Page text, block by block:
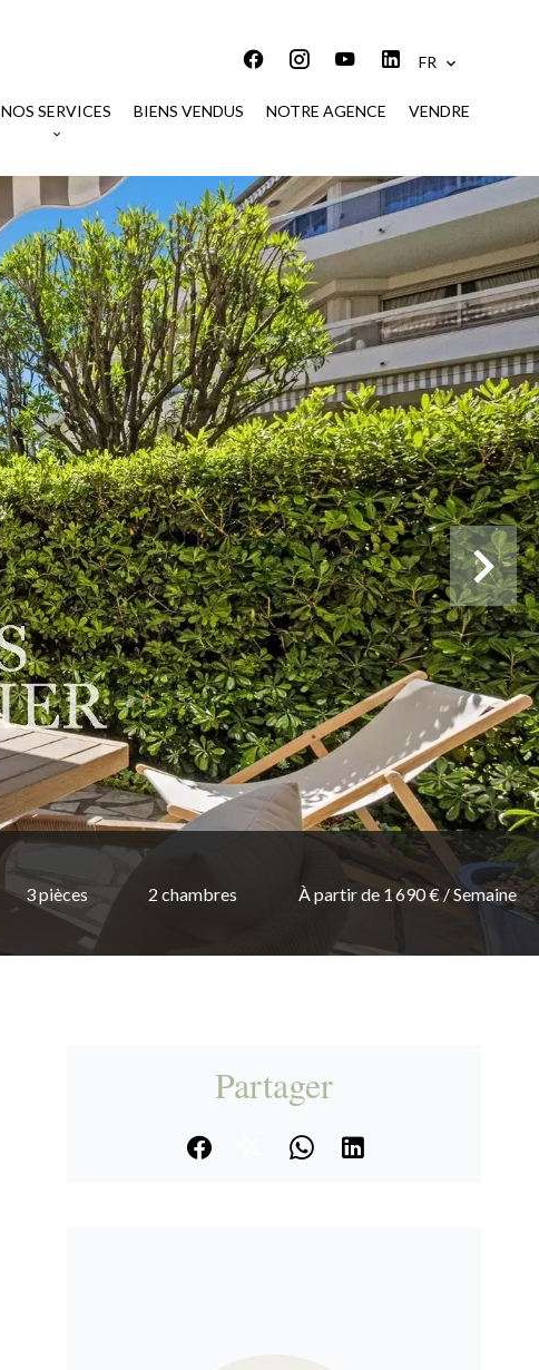
FR
NOS SERVICES BIENS VENDUS NOTRE AGENCE VENDRE
3 pièces 2 chambres À partir de 1 690 € / Semaine
Partager